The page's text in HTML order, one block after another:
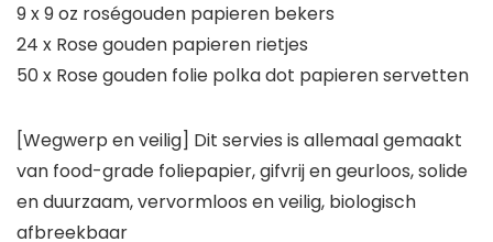
9 x 9 oz roségouden papieren bekers
24 x Rose gouden papieren rietjes
50 x Rose gouden folie polka dot papieren servetten
[Wegwerp en veilig] Dit servies is allemaal gemaakt
van food-grade foliepapier, gifvrij en geurloos, solide
en duurzaam, vervormloos en veilig, biologisch
afbreekbaar